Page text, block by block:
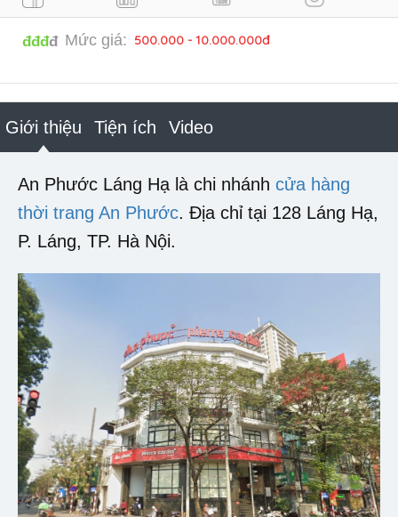
đđđđ Mức giá: 500.000 - 10.000.000đ
Giới thiệu Tiện ích Video
An Phước Láng Hạ là chi nhánh cửa hàng
thời trang An Phước. Địa chỉ tại 128 Láng Hạ,
P. Láng, TP. Hà Nội.